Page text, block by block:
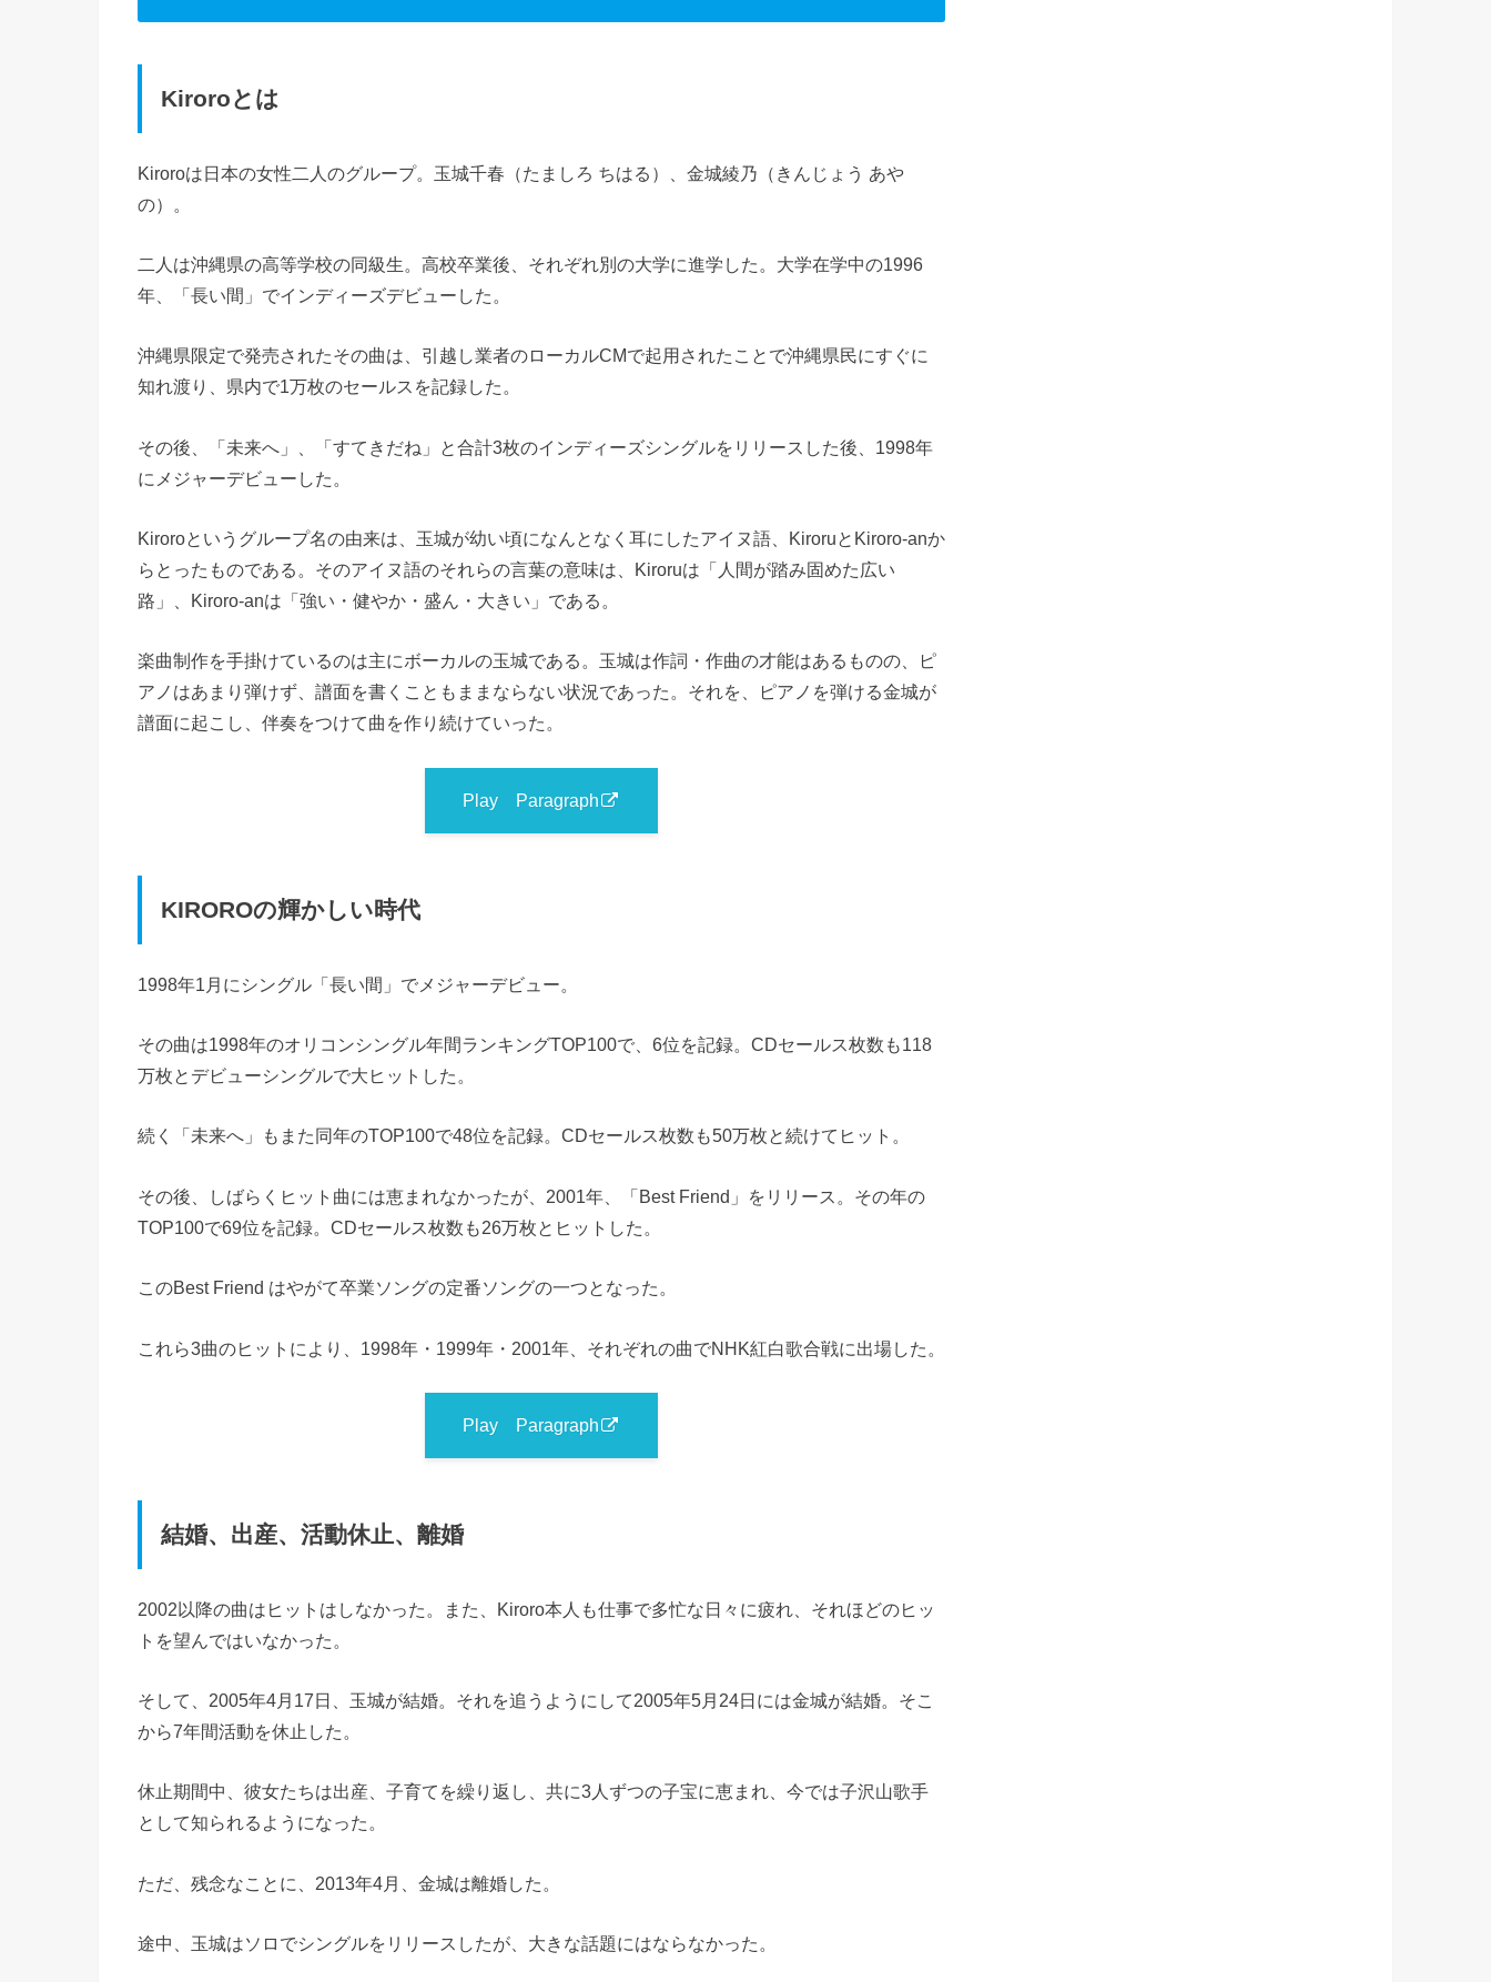
Kiroroとは
Kiroroは日本の女性二人のグループ。玉城千春（たましろ ちはる）、金城綾乃（きんじょう あや
の）。
二人は沖縄県の高等学校の同級生。高校卒業後、それぞれ別の大学に進学した。大学在学中の1996
年、「長い間」でインディーズデビューした。
沖縄県限定で発売されたその曲は、引越し業者のローカルCMで起用されたことで沖縄県民にすぐに
知れ渡り、県内で1万枚のセールスを記録した。
その後、「未来へ」、「すてきだね」と合計3枚のインディーズシングルをリリースした後、1998年
にメジャーデビューした。
Kiroroというグループ名の由来は、玉城が幼い頃になんとなく耳にしたアイヌ語、KiroruとKiroro-anか
らとったものである。そのアイヌ語のそれらの言葉の意味は、Kiroruは「人間が踏み固めた広い
路」、Kiroro-anは「強い・健やか・盛ん・大きい」である。
楽曲制作を手掛けているのは主にボーカルの玉城である。玉城は作詞・作曲の才能はあるものの、ピ
アノはあまり弾けず、譜面を書くこともままならない状況であった。それを、ピアノを弾ける金城が
譜面に起こし、伴奏をつけて曲を作り続けていった。
Play Paragraph
KIROROの輝かしい時代
1998年1月にシングル「長い間」でメジャーデビュー。
その曲は1998年のオリコンシングル年間ランキングTOP100で、6位を記録。CDセールス枚数も118
万枚とデビューシングルで大ヒットした。
続く「未来へ」もまた同年のTOP100で48位を記録。CDセールス枚数も50万枚と続けてヒット。
その後、しばらくヒット曲には恵まれなかったが、2001年、「Best Friend」をリリース。その年の
TOP100で69位を記録。CDセールス枚数も26万枚とヒットした。
このBest Friend はやがて卒業ソングの定番ソングの一つとなった。
これら3曲のヒットにより、1998年・1999年・2001年、それぞれの曲でNHK紅白歌合戦に出場した。
Play Paragraph
結婚、出産、活動休止、離婚
2002以降の曲はヒットはしなかった。また、Kiroro本人も仕事で多忙な日々に疲れ、それほどのヒッ
トを望んではいなかった。
そして、2005年4月17日、玉城が結婚。それを追うようにして2005年5月24日には金城が結婚。そこ
から7年間活動を休止した。
休止期間中、彼女たちは出産、子育てを繰り返し、共に3人ずつの子宝に恵まれ、今では子沢山歌手
として知られるようになった。
ただ、残念なことに、2013年4月、金城は離婚した。
途中、玉城はソロでシングルをリリースしたが、大きな話題にはならなかった。